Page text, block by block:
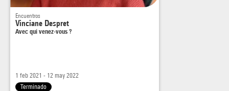
Encuentros
Vinciane Despret
Avec qui venez-vous ?
1 feb 2021 - 12 may 2022
Terminado